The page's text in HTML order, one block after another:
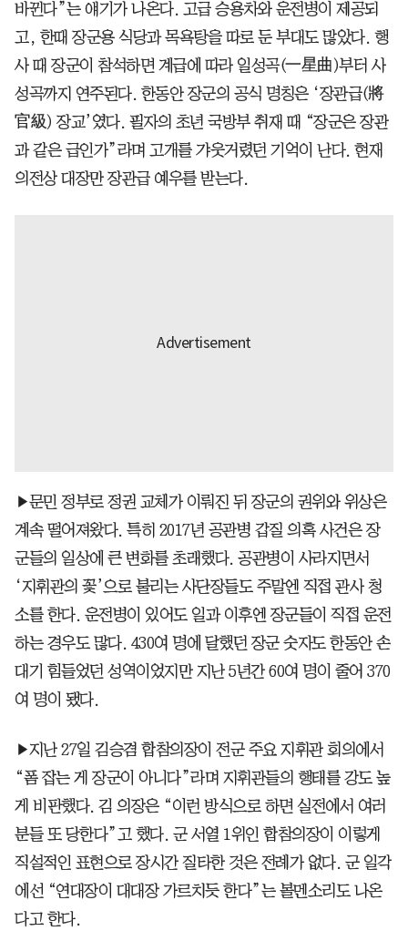
바뀐다”는 얘기가 나온다. 고급 승용차와 운전병이 제공되
고, 한때 장군용 식당과 목욕탕을 따로 둔 부대도 많았다. 행
사 때 장군이 참석하면 계급에 따라 일성곡(一星曲)부터 사
성곡까지 연주된다. 한동안 장군의 공식 명칭은 ‘장관급(將
官級) 장교’였다. 필자의 초년 국방부 취재 때 “장군은 장관
과 같은 급인가”라며 고개를 갸웃거렸던 기억이 난다. 현재
의전상 대장만 장관급 예우를 받는다.
▶문민 정부로 정권 교체가 이뤄진 뒤 장군의 권위와 위상은
계속 떨어져왔다. 특히 2017년 공관병 갑질 의혹 사건은 장
군들의 일상에 큰 변화를 초래했다. 공관병이 사라지면서
‘지휘관의 꽃’으로 불리는 사단장들도 주말엔 직접 관사 청
소를 한다. 운전병이 있어도 일과 이후엔 장군들이 직접 운전
하는 경우도 많다. 430여 명에 달했던 장군 숫자도 한동안 손
대기 힘들었던 성역이었지만 지난 5년간 60여 명이 줄어 370
여 명이 됐다.
▶지난 27일 김승겸 합참의장이 전군 주요 지휘관 회의에서
“폼 잡는 게 장군이 아니다”라며 지휘관들의 행태를 강도 높
게 비판했다. 김 의장은 “이런 방식으로 하면 실전에서 여러
분들 또 당한다”고 했다. 군 서열 1위인 합참의장이 이렇게
직설적인 표현으로 장시간 질타한 것은 전례가 없다. 군 일각
에선 “연대장이 대대장 가르치듯 한다”는 볼멘소리도 나온
다고 한다.